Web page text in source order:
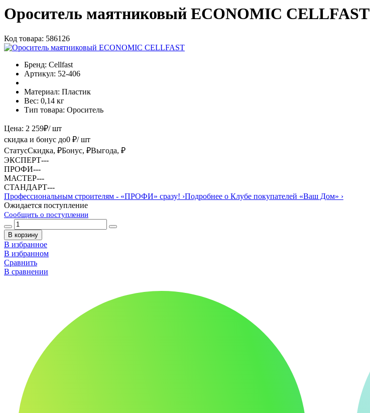
Ороситель маятниковый ECONOMIC CELLFAST
Код товара: 586126
Бренд: Cellfast
Артикул: 52-406
Материал: Пластик
Вес: 0,14 кг
Тип товара: Ороситель
Цена: 2 259₽/ шт
скидка и бонус до0 ₽/ шт
СтатусСкидка, ₽Бонус, ₽Выгода, ₽
ЭКСПЕРТ---
ПРОФИ---
МАСТЕР---
СТАНДАРТ---
Профессиональным строителям - «ПРОФИ» сразу! ›Подробнее о Клубе покупателей «Ваш Дом» ›
Ожидается поступление
Сообщить о поступлении
В корзину
В избранное
В избранном
Сравнить
В сравнении